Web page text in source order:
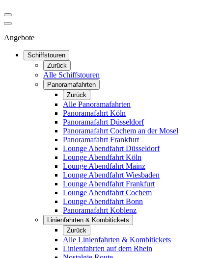
Angebote
Schiffstouren
Zurück
Alle Schiffstouren
Panoramafahrten
Zurück
Alle Panoramafahrten
Panoramafahrt Köln
Panoramafahrt Düsseldorf
Panoramafahrt Cochem an der Mosel
Panoramafahrt Frankfurt
Lounge Abendfahrt Düsseldorf
Lounge Abendfahrt Köln
Lounge Abendfahrt Mainz
Lounge Abendfahrt Wiesbaden
Lounge Abendfahrt Frankfurt
Lounge Abendfahrt Cochem
Lounge Abendfahrt Bonn
Panoramafahrt Koblenz
Linienfahrten & Kombitickets
Zurück
Alle Linienfahrten & Kombitickets
Linienfahrten auf dem Rhein